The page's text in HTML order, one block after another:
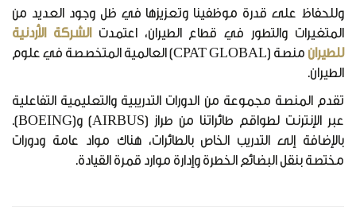
وللحفاظ على قدرة موظفينا وتعزيزها في ظل وجود العديد من
المتغيرات والتطور في قطاع الطيران، اعتمدتالشركة الأردنية
للطيران
منصة (CPAT GLOBAL) العالمية المتخصصة في علوم
الطيران.
تقدم المنصة مجموعة من الدورات التدريبية والتعليمية التفاعلية
عبر الإنترنت لطواقم طائراتنا من طراز (AIRBUS) و(BOEING).
بالإضافة إلى التدريب الخاص بالطائرات، هناك مواد عامة ودورات
مختصة بنقل البضائع الخطرة وإدارة موارد قمرة القيادة.